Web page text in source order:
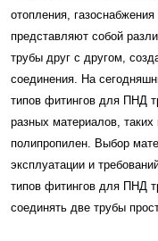
отопления,
представляют собой
трубы друг с другом,
соединения. На
типов фитингов для ПНД
разных материалов,
полипропилен. Выбор
эксплуатации и
типов фитингов для ПНД
соединять две трубы